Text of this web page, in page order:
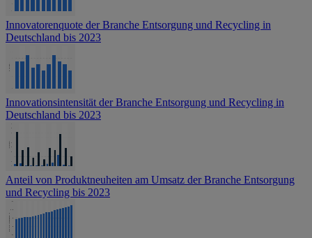
Innovatorenquote der Branche Entsorgung und Recycling in
Deutschland bis 2023
Innovationsintensität der Branche Entsorgung und Recycling in
Deutschland bis 2023
Anteil von Produktneuheiten am Umsatz der Branche Entsorgung
und Recycling bis 2023